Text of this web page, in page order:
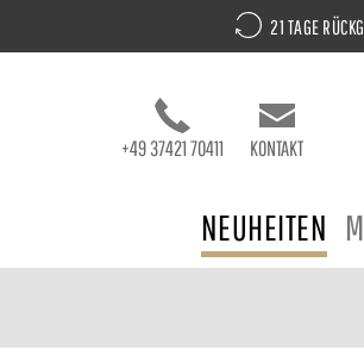
21 TAGE
+49 37421 70411 KONTAKT
NEUHEITEN